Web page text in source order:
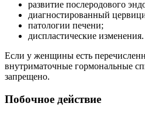
развитие послеродового
диагностированный
патологии печени;
диспластические изменения.
Если у женщины есть
внутриматочные гормональные
запрещено.
Побочное действие